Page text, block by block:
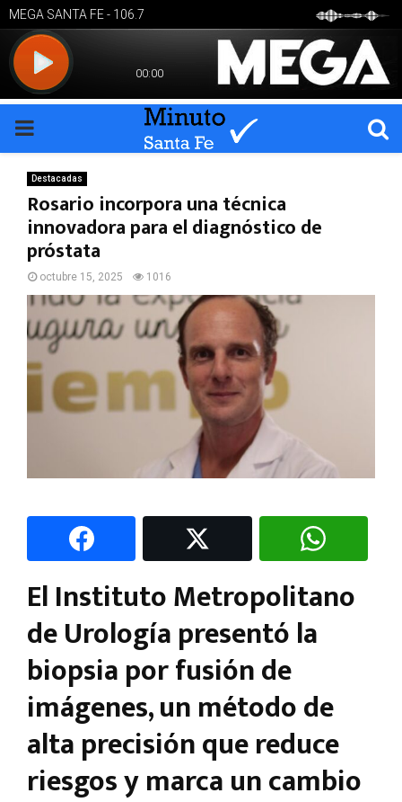
PRIMARY
MENU
Destacadas
Rosario incorpora una técnica
innovadora para el diagnóstico de
próstata
octubre 15, 2025 1016
El Instituto Metropolitano
de Urología presentó la
biopsia por fusión de
imágenes, un método de
alta precisión que reduce
riesgos y marca un cambio